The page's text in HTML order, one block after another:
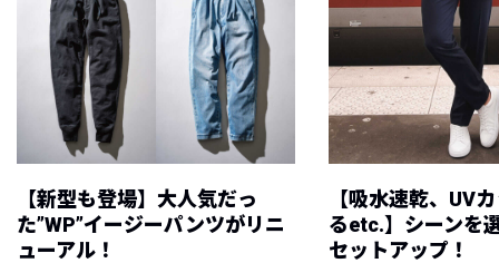
【新型も登場】大人気だっ
た”WP”イージーパンツがリニ
ューアル！
【吸水速乾、UV
るetc.】シーンを
セットアップ！